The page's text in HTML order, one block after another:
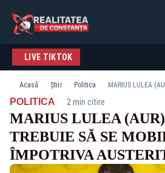
LIVE TIKTOK
Acasă Știri Politica
POLITICA· 2 min citire
MARIUS LULEA
TREBUIE SĂ SE
ÎMPOTRIVA